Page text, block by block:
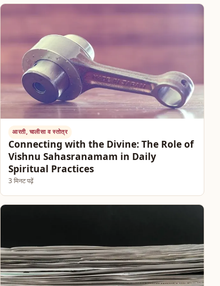
आरती, चालीसा व स्तोत्र
Connecting with the Divine: The Role of
Vishnu Sahasranamam in Daily
Spiritual Practices
3 मिनट पढ़ें